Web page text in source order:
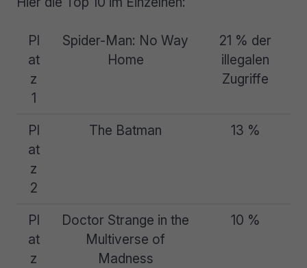
Pl
at
z
1
Spider-Man: No Way
Home
21 % der
illegalen
Zugriffe
Pl
at
z
2
The Batman 13 %
Pl
at
z
Doctor Strange in the
Multiverse of
Madness
10 %